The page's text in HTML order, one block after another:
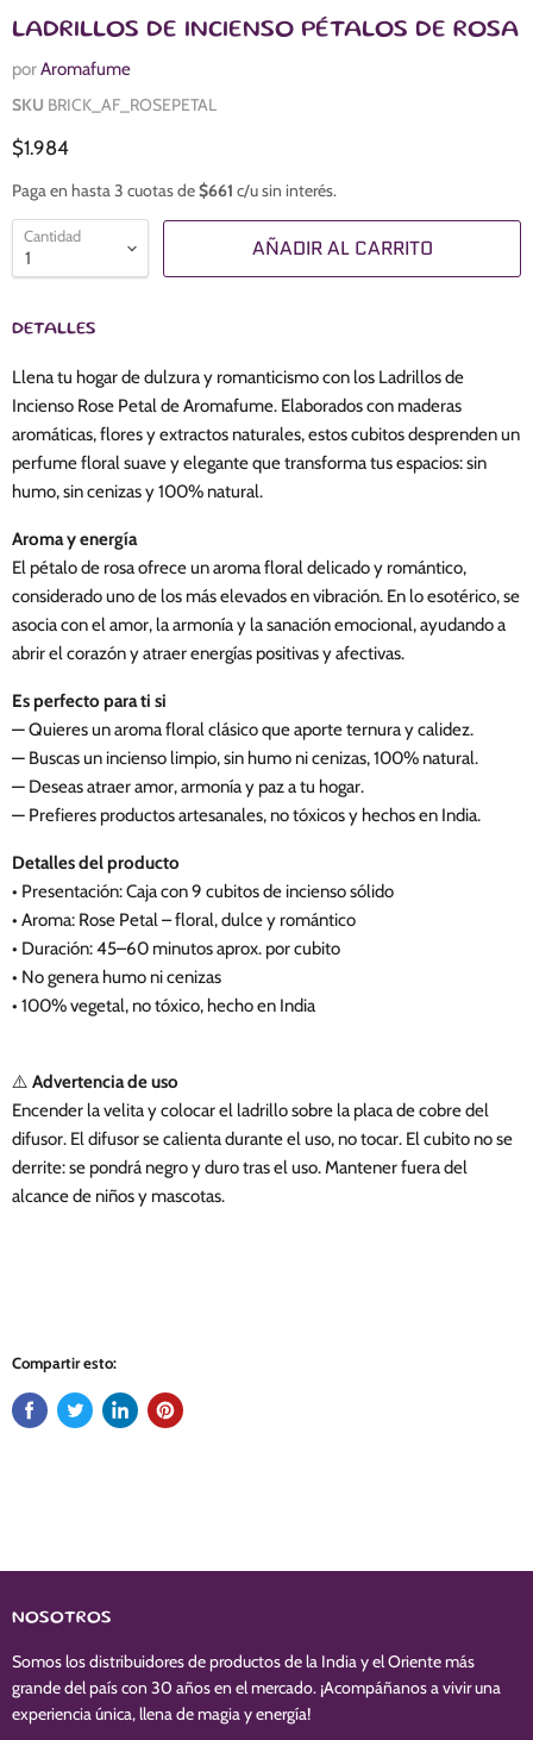
LADRILLOS DE INCIENSO PÉTALOS DE ROSA
porAromafume
SKU BRICK_AF_ROSEPETAL
$1.984
Paga en hasta 3 cuotas de$661 c/u sin interés.
Cantidad AÑADIR AL CARRITO
DETALLES
Llena tu hogar de dulzura y romanticismo con los Ladrillos de
Incienso Rose Petal de Aromafume. Elaborados con maderas
aromáticas, flores y extractos naturales, estos cubitos desprenden un
perfume floral suave y elegante que transforma tus espacios: sin
humo, sin cenizas y 100% natural.
Aroma y energía
El pétalo de rosa ofrece un aroma floral delicado y romántico,
considerado uno de los más elevados en vibración. En lo esotérico, se
asocia con el amor, la armonía y la sanación emocional, ayudando a
abrir el corazón y atraer energías positivas y afectivas.
Es perfecto para ti si
— Quieres un aroma floral clásico que aporte ternura y calidez.
— Buscas un incienso limpio, sin humo ni cenizas, 100% natural.
— Deseas atraer amor, armonía y paz a tu hogar.
— Prefieres productos artesanales, no tóxicos y hechos en India.
Detalles del producto
• Presentación: Caja con 9 cubitos de incienso sólido
• Aroma: Rose Petal – floral, dulce y romántico
• Duración: 45–60 minutos aprox. por cubito
• No genera humo ni cenizas
• 100% vegetal, no tóxico, hecho en India
⚠️ Advertencia de uso
Encender la velita y colocar el ladrillo sobre la placa de cobre del
difusor. El difusor se calienta durante el uso, no tocar. El cubito no se
derrite: se pondrá negro y duro tras el uso. Mantener fuera del
alcance de niños y mascotas.
Compartir esto:
NOSOTROS
Somos los distribuidores de productos de la India y el Oriente más
grande del país con 30 años en el mercado. ¡Acompáñanos a vivir una
experiencia única, llena de magia y energía!